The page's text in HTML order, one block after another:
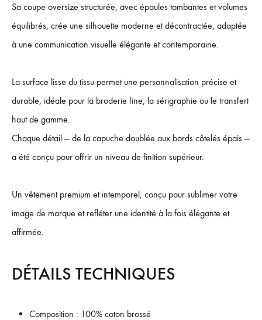
Sa coupe oversize structurée, avec épaules tombantes et volumes
équilibrés, crée une silhouette moderne et décontractée, adaptée
à une communication visuelle élégante et contemporaine.
La surface lisse du tissu permet une personnalisation précise et
durable, idéale pour la broderie fine, la sérigraphie ou le transfert
haut de gamme.
Chaque détail — de la capuche doublée aux bords côtelés épais —
a été conçu pour offrir un niveau de finition supérieur.
Un vêtement premium et intemporel, conçu pour sublimer votre
image de marque et refléter une identité à la fois élégante et
affirmée.
DÉTAILS TECHNIQUES
Composition : 100% coton brossé